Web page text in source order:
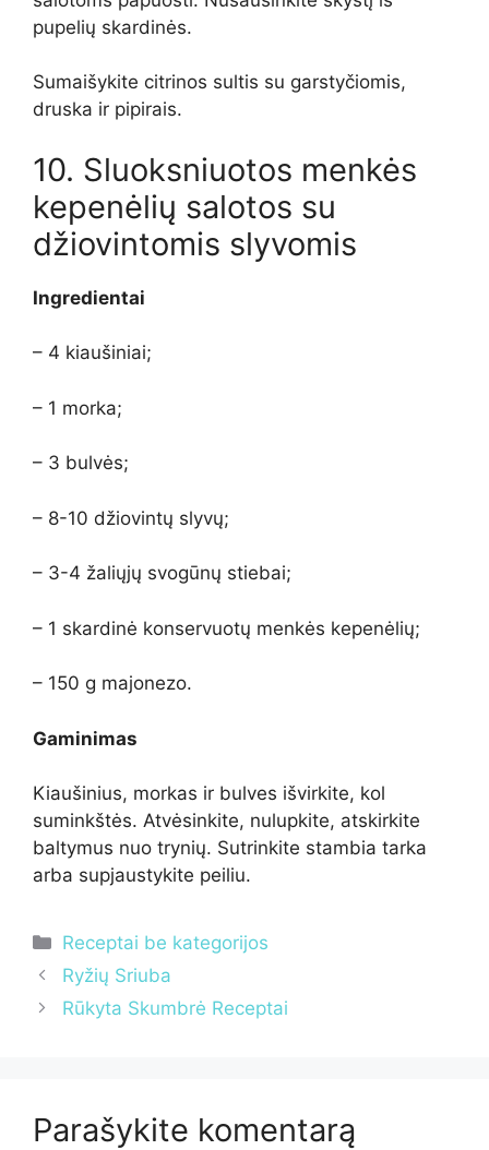
pupelių skardinės.
Sumaišykite citrinos sultis su garstyčiomis,
druska ir pipirais.
10. Sluoksniuotos menkės
kepenėlių salotos su
džiovintomis slyvomis
Ingredientai
– 4 kiaušiniai;
– 1 morka;
– 3 bulvės;
– 8-10 džiovintų slyvų;
– 3-4 žaliųjų svogūnų stiebai;
– 1 skardinė konservuotų menkės kepenėlių;
– 150 g majonezo.
Gaminimas
Kiaušinius, morkas ir bulves išvirkite, kol
suminkštės. Atvėsinkite, nulupkite, atskirkite
baltymus nuo trynių. Sutrinkite stambia tarka
arba supjaustykite peiliu.
Kategorijos
Receptai be kategorijos
Ryžių Sriuba
Rūkyta Skumbrė Receptai
Parašykite komentarą